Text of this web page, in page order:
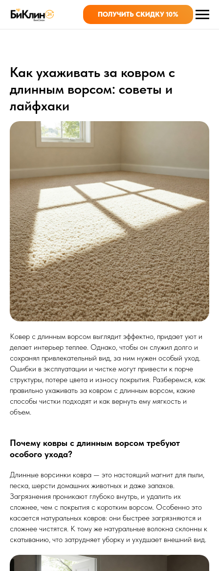
ПОЛУЧИТЬ СКИДКУ 10%
Как ухаживать за ковром с
длинным ворсом: советы и
лайфхаки
Ковер с длинным ворсом выглядит эффектно, придает уют и
делает интерьер теплее. Однако, чтобы он служил долго и
сохранял привлекательный вид, за ним нужен особый уход.
Ошибки в эксплуатации и чистке могут привести к порче
структуры, потере цвета и износу покрытия. Разберемся, как
правильно ухаживать за ковром с длинным ворсом, какие
способы чистки подходят и как вернуть ему мягкость и
объем.
Почему ковры с длинным ворсом требуют
особого ухода?
Длинные ворсинки ковра — это настоящий магнит для пыли,
песка, шерсти домашних животных и даже запахов.
Загрязнения проникают глубоко внутрь, и удалить их
сложнее, чем с покрытия с коротким ворсом. Особенно это
касается натуральных ковров: они быстрее загрязняются и
сложнее чистятся. К тому же натуральные волокна склонны к
скатыванию, что затрудняет уборку и ухудшает внешний вид.